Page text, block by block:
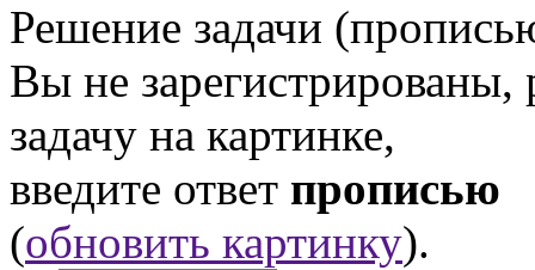
Решение задачи
Вы не
задачу на картинке,
введите ответ прописью
(обновить картинку).